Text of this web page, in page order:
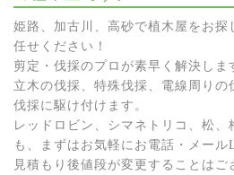
姫路、加古川、高砂で植木屋をお探
任せください！
剪定・伐採のプロが素早く解決しま
立木の伐採、特殊伐採、電線周り
伐採に駆け付けます。
レッドロビン、シマネトリコ、松、
も、まずはお気軽にお電話・メール
見積もり後値段が変更することはご